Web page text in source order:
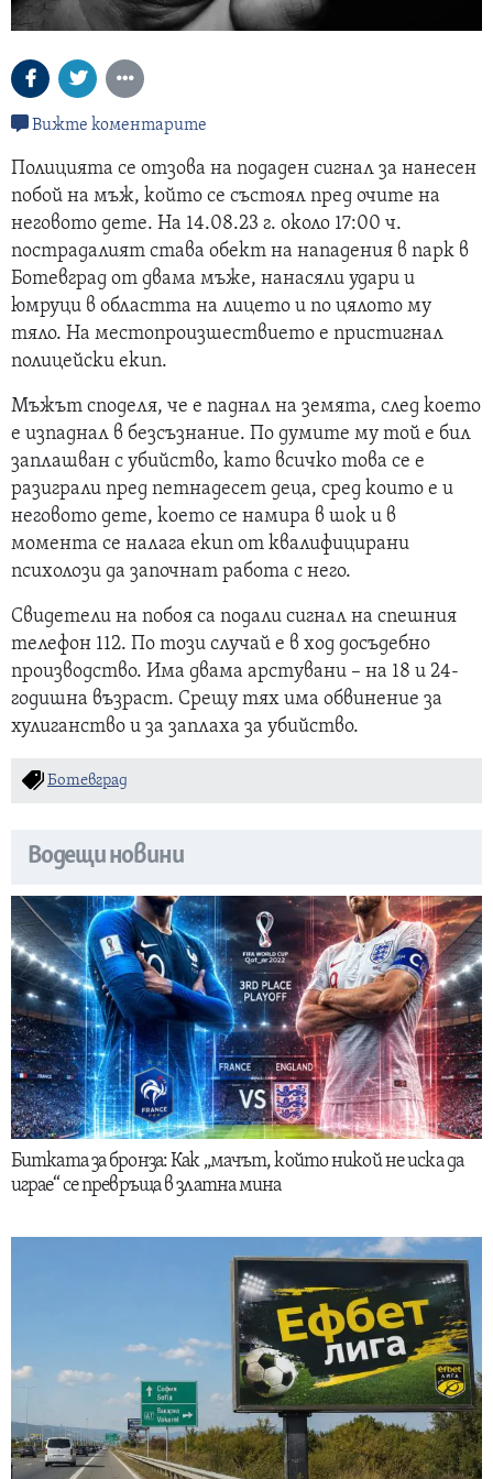
Вижте коментарите
Полицията се отзова на подаден сигнал за нанесен
побой на мъж, който се състоял пред очите на
неговото дете. На 14.08.23 г. около 17:00 ч.
пострадалият става обект на нападения в парк в
Ботевград от двама мъже, нанасяли удари и
юмруци в областта на лицето и по цялото му
тяло. На местопроизшествието е пристигнал
полицейски екип.
Мъжът споделя, че е паднал на земята, след което
е изпаднал в безсъзнание. По думите му той е бил
заплашван с убийство, като всичко това се е
разиграли пред петнадесет деца, сред които е и
неговото дете, което се намира в шок и в
момента се налага екип от квалифицирани
психолози да започнат работа с него.
Свидетели на побоя са подали сигнал на спешния
телефон 112. По този случай е в ход досъдебно
производство. Има двама арстувани – на 18 и 24-
годишна възраст. Срещу тях има обвинение за
хулиганство и за заплаха за убийство.
Ботевград
Водещи новини
Битката за бронза: Как „мачът, който никой не иска да
играе“ се превръща в златна мина